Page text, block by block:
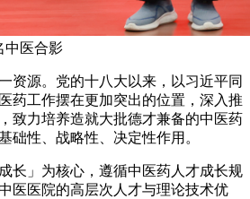
中医合影
资源。党的十八大以来，以习近平同
药工作摆在更加突出的位置，深入推
致力培养造就大批德才兼备的中医药
础性、战略性、决定性作用。
长」为核心，遵循中医药人才成长规
医医院的高层次人才与理论技术优